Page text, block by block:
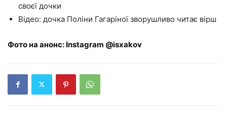
своєї дочки
Відео: дочка Поліни Гагаріної зворушливо читає вірш
Фото на анонс: Instagram @isxakov